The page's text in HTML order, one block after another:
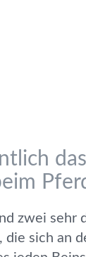
das
zwei sehr
die sich an